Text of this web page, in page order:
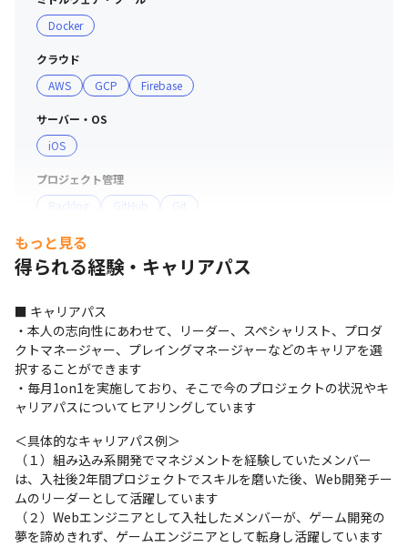
Docker
クラウド
AWS
GCP Firebase
サーバー・OS
iOS
プロジェクト管理
Backlog
GitHub Git
コミュニケーションツール
Slack
Android Studio
もっと見る
得られる経験・キャリアパス
■ キャリアパス
・本人の志向性にあわせて、リーダー、スペシャリスト、プロダ
クトマネージャー、プレイングマネージャーなどのキャリアを選
択することができます
・毎月1on1を実施しており、そこで今のプロジェクトの状況やキ
ャリアパスについてヒアリングしています
＜具体的なキャリアパス例＞
（１）組み込み系開発でマネジメントを経験していたメンバー
は、入社後2年間プロジェクトでスキルを磨いた後、Web開発チー
ムのリーダーとして活躍しています
（２）Webエンジニアとして入社したメンバーが、ゲーム開発の
夢を諦めきれず、ゲームエンジニアとして転身し活躍しています